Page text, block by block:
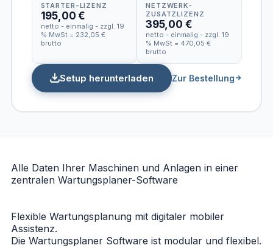
STARTER-LIZENZ
195,00 €
netto - einmalig - zzgl. 19
% MwSt = 232,05 €
brutto
NETZWERK-
ZUSATZLIZENZ
395,00 €
netto - einmalig - zzgl. 19
% MwSt = 470,05 €
brutto
Setup herunterladen Zur Bestellung
Alle Daten Ihrer Maschinen und Anlagen in einer
zentralen Wartungsplaner-Software
Flexible Wartungsplanung mit digitaler mobiler
Assistenz.
Die Wartungsplaner Software ist modular und flexibel.